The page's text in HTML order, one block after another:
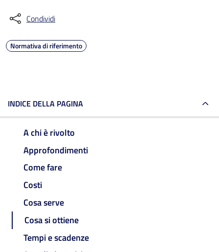
Condividi
Normativa di riferimento
INDICE DELLA PAGINA
A chi è rivolto
Approfondimenti
Come fare
Costi
Cosa serve
Cosa si ottiene
Tempi e scadenze